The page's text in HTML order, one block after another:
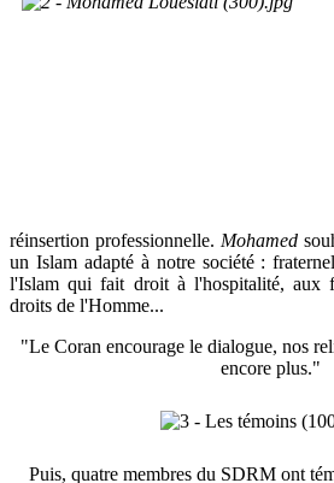
réinsertion professionnelle. Mohamed
un Islam adapté à notre société :
l'Islam qui fait droit à l'hospitalité, aux
droits de l'Homme...
"Le Coran encourage le dialogue, nos
encore plus."
Puis, quatre membres du SDRM ont